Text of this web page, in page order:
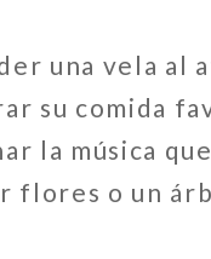
una vela al
su comida
la música
flores o un